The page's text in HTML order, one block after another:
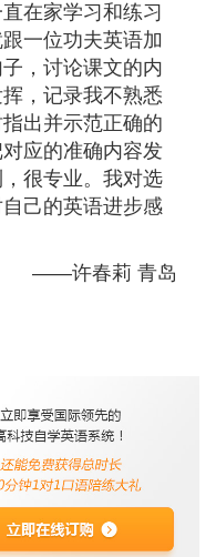
在家学习和练习
一位功夫英语加
，讨论课文的内
，记录我不熟悉
出并示范正确的
应的准确内容发
很专业。我对选
己的英语进步感
——许春莉 青岛